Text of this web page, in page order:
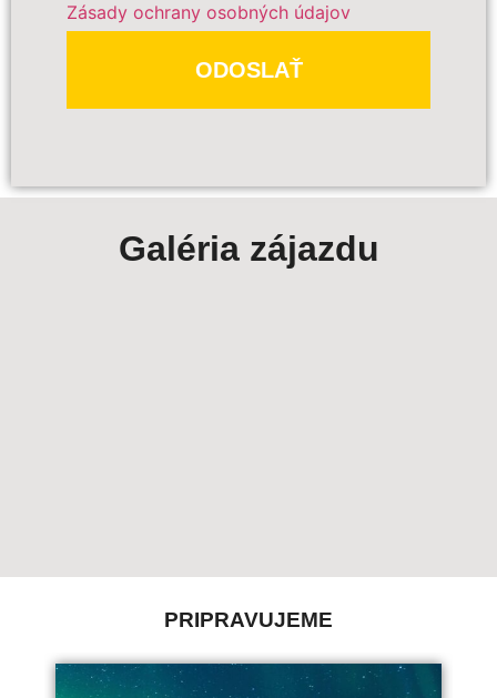
Zásady ochrany osobných údajov
ODOSLAŤ
Polia označené*sú povinné
Galéria zájazdu
PRIPRAVUJEME